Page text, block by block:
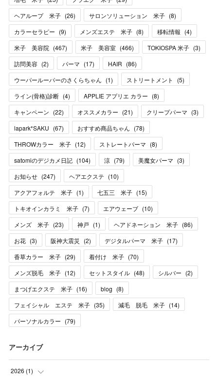
ヘアループ 米子 (26) サロンソリューション 米子 (8)
カラーセラピー (9) メンズエステ 米子 (8) 移転情報 (4)
米子 美容院 (467) 米子 美容室 (466) TOKIOSPA 米子 (3)
訪問美容 (2) パーマ (17) HAIR (86)
ウーパールーパーのさくらちゃん (1) ストリートメント (5)
ライン(骨格)診断 (4) APPLIE アプリエ カラー (8)
キャンペーン (22) オススメカラー (21) クリープパーマ (3)
lapark*SAKU (67) おすすめ商品ちゃん (78)
THROWカラー 米子 (12) ストレートパーマ (8)
satomiのデジカメ日記 (104) 涼 (79) 美魔女パーマ (3)
お知らせ (247) ヘアエクステ (10)
アクアフォルテ 米子 (1) 七五三 米子 (15)
トキオインカラミ 米子 (7) エアウェーブ (10)
メンズ 米子 (23) 神戸 (1) ヘアドネーション 米子 (86)
お花 (3) 阪神大震災 (2) デジタルパーマ 米子 (17)
香草カラー 米子 (29) 着付け 米子 (70)
メンズ脱毛 米子 (12) セットスタイル (48) シルバー (2)
まつげエクステ 米子 (16) blog (8)
フェイシャル エステ 米子 (35) 減毛 脱毛 米子 (14)
パーソナルカラー (79)
アーカイブ
2026 (1)